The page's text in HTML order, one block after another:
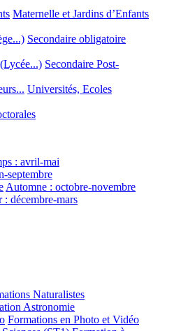
Maternelle et Jardins d’Enfants
Secondaire obligatoire
Secondaire Post-
Universités, Ecoles
: avril-mai
septembre
Automne : octobre-novembre
: décembre-mars
Naturalistes
Astronomie
Formations en Photo et Vidéo